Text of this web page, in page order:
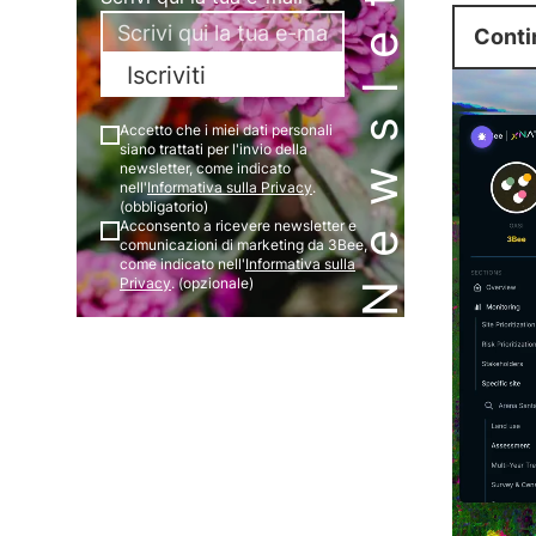
Iscriviti
Accetto che i miei dati personali
siano trattati per l'invio della
newsletter, come indicato
nell'Informativa sulla Privacy.
(obbligatorio)
Acconsento a ricevere newsletter e
comunicazioni di marketing da 3Bee,
come indicato nell'Informativa sulla
Privacy. (opzionale)